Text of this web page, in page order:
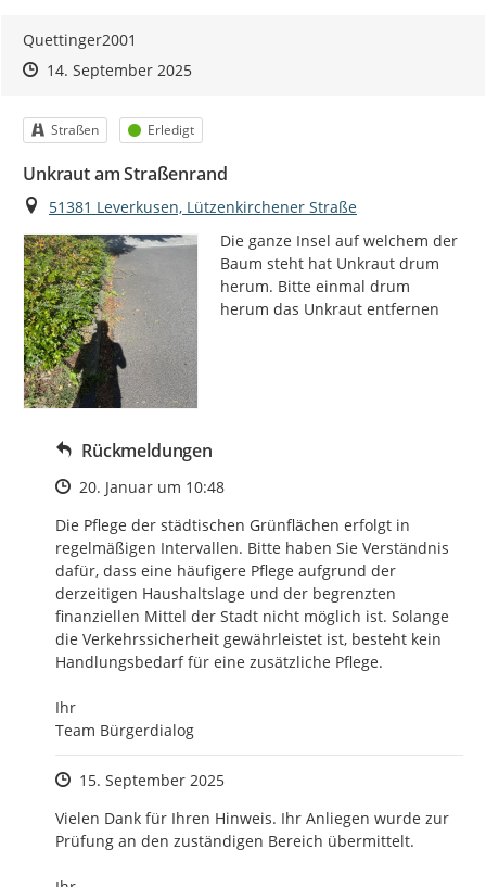
Quettinger2001
Zeitpunkt des Erstellens
Zeitpunkt des Erstellens
14. September 2025Zur Äußerung
Kategorie
Straßen Status
Erledigt
Unkraut am Straßenrand
Ort
51381 Leverkusen, Lützenkirchener Straße
Die ganze Insel auf welchem der
Baum steht hat Unkraut drum
herum. Bitte einmal drum
herum das Unkraut entfernen
Rückmeldungen
Zeitpunkt des Erstellens
20. Januar um 10:48
Die Pflege der städtischen Grünflächen erfolgt in
regelmäßigen Intervallen. Bitte haben Sie Verständnis
dafür, dass eine häufigere Pflege aufgrund der
derzeitigen Haushaltslage und der begrenzten
finanziellen Mittel der Stadt nicht möglich ist. Solange
die Verkehrssicherheit gewährleistet ist, besteht kein
Handlungsbedarf für eine zusätzliche Pflege.
Ihr
Team Bürgerdialog
Zeitpunkt des Erstellens
15. September 2025
Vielen Dank für Ihren Hinweis. Ihr Anliegen wurde zur
Prüfung an den zuständigen Bereich übermittelt.